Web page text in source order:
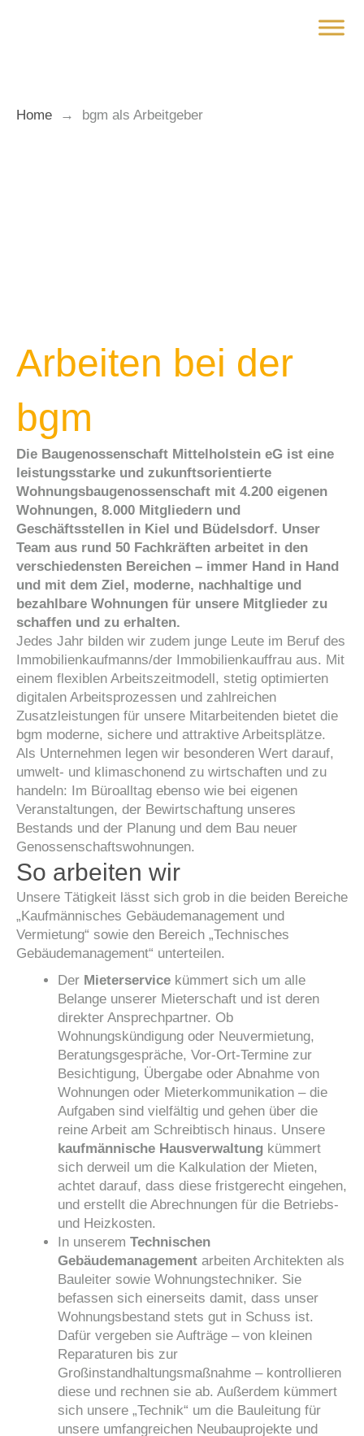
Home → bgm als Arbeitgeber
Arbeiten bei der
bgm
Die Baugenossenschaft Mittelholstein eG ist eine
leistungsstarke und zukunftsorientierte
Wohnungsbaugenossenschaft mit 4.200 eigenen
Wohnungen, 8.000 Mitgliedern und
Geschäftsstellen in Kiel und Büdelsdorf. Unser
Team aus rund 50 Fachkräften arbeitet in den
verschiedensten Bereichen – immer Hand in Hand
und mit dem Ziel, moderne, nachhaltige und
bezahlbare Wohnungen für unsere Mitglieder zu
schaffen und zu erhalten.
Jedes Jahr bilden wir zudem junge Leute im Beruf des
Immobilienkaufmanns/der Immobilienkauffrau aus. Mit
einem flexiblen Arbeitszeitmodell, stetig optimierten
digitalen Arbeitsprozessen und zahlreichen
Zusatzleistungen für unsere Mitarbeitenden bietet die
bgm moderne, sichere und attraktive Arbeitsplätze.
Als Unternehmen legen wir besonderen Wert darauf,
umwelt- und klimaschonend zu wirtschaften und zu
handeln: Im Büroalltag ebenso wie bei eigenen
Veranstaltungen, der Bewirtschaftung unseres
Bestands und der Planung und dem Bau neuer
Genossenschaftswohnungen.
So arbeiten wir
Unsere Tätigkeit lässt sich grob in die beiden Bereiche
„Kaufmännisches Gebäudemanagement und
Vermietung“ sowie den Bereich „Technisches
Gebäudemanagement“ unterteilen.
Der Mieterservice kümmert sich um alle
Belange unserer Mieterschaft und ist deren
direkter Ansprechpartner. Ob
Wohnungskündigung oder Neuvermietung,
Beratungsgespräche, Vor-Ort-Termine zur
Besichtigung, Übergabe oder Abnahme von
Wohnungen oder Mieterkommunikation – die
Aufgaben sind vielfältig und gehen über die
reine Arbeit am Schreibtisch hinaus. Unsere
kaufmännische Hausverwaltung kümmert
sich derweil um die Kalkulation der Mieten,
achtet darauf, dass diese fristgerecht eingehen,
und erstellt die Abrechnungen für die Betriebs-
und Heizkosten.
In unserem Technischen
Gebäudemanagement arbeiten Architekten als
Bauleiter sowie Wohnungstechniker. Sie
befassen sich einerseits damit, dass unser
Wohnungsbestand stets gut in Schuss ist.
Dafür vergeben sie Aufträge – von kleinen
Reparaturen bis zur
Großinstandhaltungsmaßnahme – kontrollieren
diese und rechnen sie ab. Außerdem kümmert
sich unsere „Technik“ um die Bauleitung für
unsere umfangreichen Neubauprojekte und